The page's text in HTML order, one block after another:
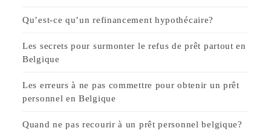
Qu’est-ce qu’un refinancement hypothécaire?
Les secrets pour surmonter le refus de prêt partout en
Belgique
Les erreurs à ne pas commettre pour obtenir un prêt
personnel en Belgique
Quand ne pas recourir à un prêt personnel belgique?